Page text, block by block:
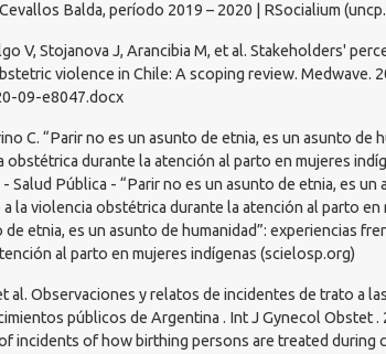
Balda, período 2019 – 2020 | RSocialium
V, Stojanova J, Arancibia M, et al. Stakeholders'
violence in Chile: A scoping review. Medwave.
09-e8047.docx
C. “Parir no es un asunto de etnia, es un asunto de
durante la atención al parto en mujeres
Salud Pública - “Parir no es un asunto de etnia, es un
a la violencia obstétrica durante la atención al parto en
etnia, es un asunto de humanidad”: experiencias
al parto en mujeres indígenas (scielosp.org)
al. Observaciones y relatos de incidentes de trato a
públicos de Argentina . Int J Gynecol Obstet .
incidents of how birthing persons are treated during